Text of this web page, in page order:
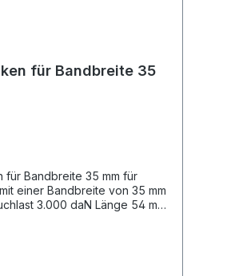
für Bandbreite 35
Bandbreite 35 mm für
einer Bandbreite von 35 mm
3.000 daN Länge 54 mm